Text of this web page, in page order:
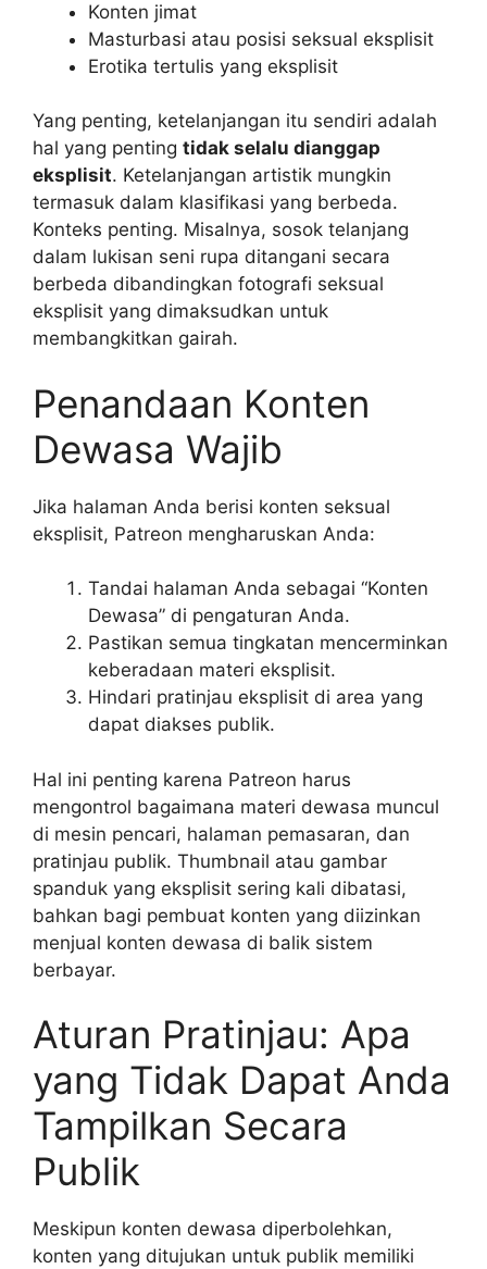
Konten jimat
Masturbasi atau posisi seksual eksplisit
Erotika tertulis yang eksplisit
Yang penting, ketelanjangan itu sendiri adalah
hal yang penting tidak selalu dianggap
eksplisit. Ketelanjangan artistik mungkin
termasuk dalam klasifikasi yang berbeda.
Konteks penting. Misalnya, sosok telanjang
dalam lukisan seni rupa ditangani secara
berbeda dibandingkan fotografi seksual
eksplisit yang dimaksudkan untuk
membangkitkan gairah.
Penandaan Konten
Dewasa Wajib
Jika halaman Anda berisi konten seksual
eksplisit, Patreon mengharuskan Anda:
Tandai halaman Anda sebagai “Konten
Dewasa” di pengaturan Anda.
Pastikan semua tingkatan mencerminkan
keberadaan materi eksplisit.
Hindari pratinjau eksplisit di area yang
dapat diakses publik.
Hal ini penting karena Patreon harus
mengontrol bagaimana materi dewasa muncul
di mesin pencari, halaman pemasaran, dan
pratinjau publik. Thumbnail atau gambar
spanduk yang eksplisit sering kali dibatasi,
bahkan bagi pembuat konten yang diizinkan
menjual konten dewasa di balik sistem
berbayar.
Aturan Pratinjau: Apa
yang Tidak Dapat Anda
Tampilkan Secara
Publik
Meskipun konten dewasa diperbolehkan,
konten yang ditujukan untuk publik memiliki